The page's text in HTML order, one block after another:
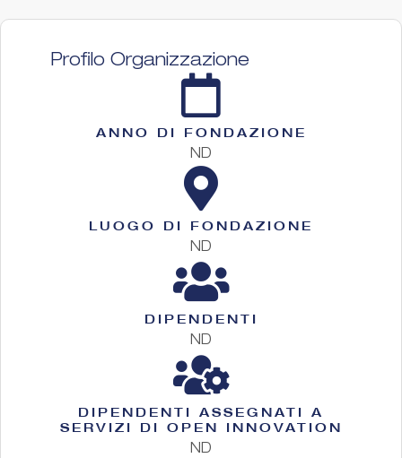
Profilo Organizzazione
ANNO DI FONDAZIONE
ND
LUOGO DI FONDAZIONE
ND
DIPENDENTI
ND
DIPENDENTI ASSEGNATI A
SERVIZI DI OPEN INNOVATION
ND